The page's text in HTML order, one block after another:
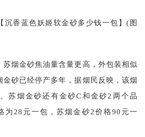
苏烟金砂焦油量含量更高，外包装相似
砂已经停产多年，据烟民反映，该烟
苏烟金砂还有金砂C和金砂2两个品
为28元一包，苏烟金砂2价格90元一